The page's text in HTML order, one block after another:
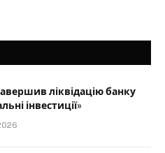
ліквідацію банку
інвестиції»